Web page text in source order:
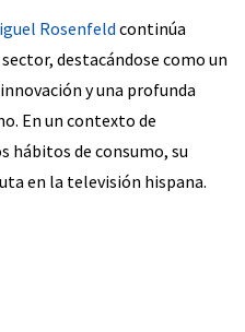
Rosenfeldcontinúa
destacándose como un
y una profunda
En un contexto de
hábitos de consumo, su
en la televisión hispana.